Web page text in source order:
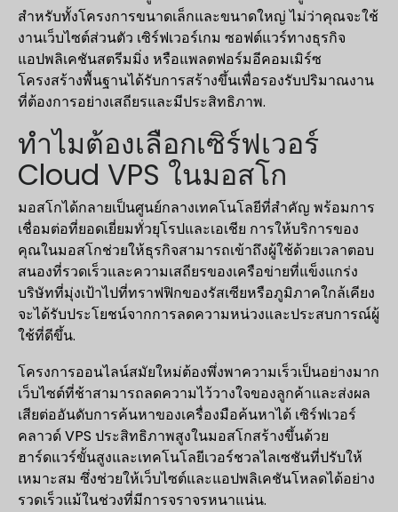
สำหรับทั้งโครงการขนาดเล็กและขนาดใหญ่ ไม่ว่าคุณจะใช้
งานเว็บไซต์ส่วนตัว เซิร์ฟเวอร์เกม ซอฟต์แวร์ทางธุรกิจ
แอปพลิเคชันสตรีมมิ่ง หรือแพลตฟอร์มอีคอมเมิร์ซ
โครงสร้างพื้นฐานได้รับการสร้างขึ้นเพื่อรองรับปริมาณงาน
ที่ต้องการอย่างเสถียรและมีประสิทธิภาพ.
ทำไมต้องเลือกเซิร์ฟเวอร์
Cloud VPS ในมอสโก
มอสโกได้กลายเป็นศูนย์กลางเทคโนโลยีที่สำคัญ พร้อมการ
เชื่อมต่อที่ยอดเยี่ยมทั่วยุโรปและเอเชีย การให้บริการของ
คุณในมอสโกช่วยให้ธุรกิจสามารถเข้าถึงผู้ใช้ด้วยเวลาตอบ
สนองที่รวดเร็วและความเสถียรของเครือข่ายที่แข็งแกร่ง
บริษัทที่มุ่งเป้าไปที่ทราฟฟิกของรัสเซียหรือภูมิภาคใกล้เคียง
จะได้รับประโยชน์จากการลดความหน่วงและประสบการณ์ผู้
ใช้ที่ดีขึ้น.
โครงการออนไลน์สมัยใหม่ต้องพึ่งพาความเร็วเป็นอย่างมาก
เว็บไซต์ที่ช้าสามารถลดความไว้วางใจของลูกค้าและส่งผล
เสียต่ออันดับการค้นหาของเครื่องมือค้นหาได้ เซิร์ฟเวอร์
คลาวด์ VPS ประสิทธิภาพสูงในมอสโกสร้างขึ้นด้วย
ฮาร์ดแวร์ขั้นสูงและเทคโนโลยีเวอร์ชวลไลเซชันที่ปรับให้
เหมาะสม ซึ่งช่วยให้เว็บไซต์และแอปพลิเคชันโหลดได้อย่าง
รวดเร็วแม้ในช่วงที่มีการจราจรหนาแน่น.